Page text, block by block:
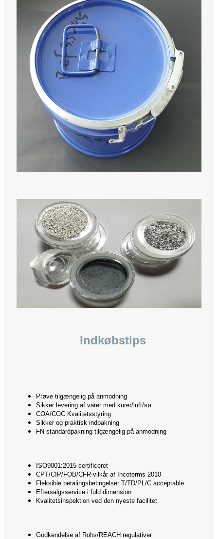
Indkøbstips
Prøve tilgængelig på anmodning
Sikker levering af varer med kurer/luft/sø
COA/COC Kvalitetsstyring
Sikker og praktisk indpakning
FN-standardpakning tilgængelig på anmodning
ISO9001:2015 certificeret
CPT/CIP/FOB/CFR-vilkår af Incoterms 2010
Fleksible betalingsbetingelser T/TD/PL/C acceptable
Eftersalgsservice i fuld dimension
Kvalitetsinspektion ved den nyeste facilitet
Godkendelse af Rohs/REACH regulativer